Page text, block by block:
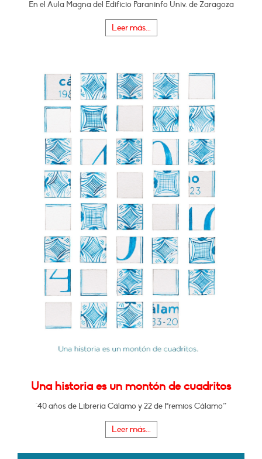
En el Aula Magna del Edificio Paraninfo Univ. de Zaragoza
Leer más...
Una historia es un montón de cuadritos
"40 años de Librería Cálamo y 22 de Premios Cálamo”
Leer más...